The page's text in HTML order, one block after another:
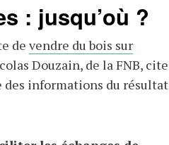
: jusqu’où ?
de vendre du bois sur
Douzain, de la FNB, cite
des informations du résultat